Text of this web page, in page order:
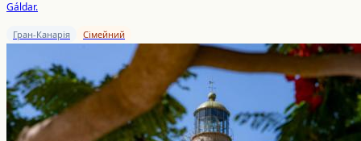
Gáldar.
Гран-Канарія Сімейний